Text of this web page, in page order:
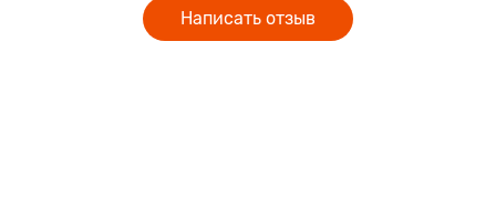
Встроенный ластик
Написать отзыв